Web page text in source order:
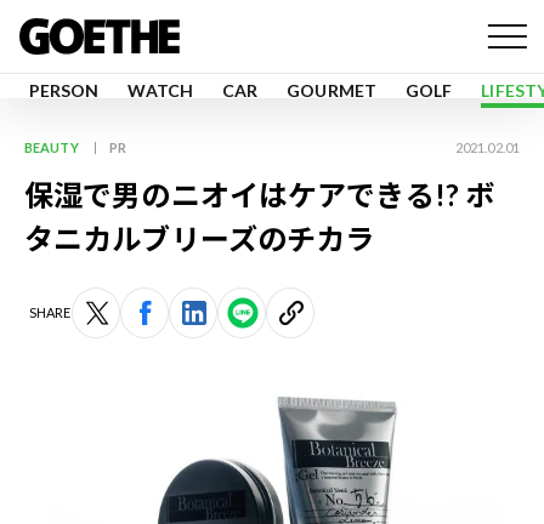
PERSON WATCH CAR GOURMET GOLF
BEAUTY PR 2021.02.01
保湿で男のニオイはケアできる!? ボ
タニカルブリーズのチカラ
SHARE